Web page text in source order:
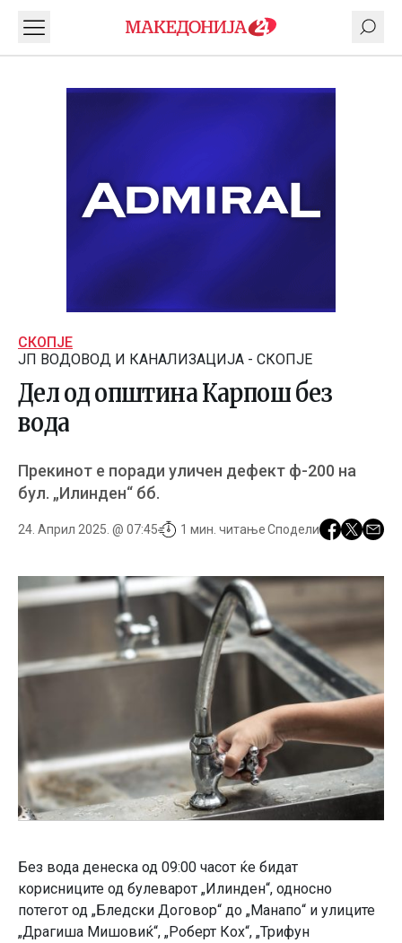
СКОПЈЕ
ЈП ВОДОВОД И КАНАЛИЗАЦИЈА - СКОПЈЕ
Дел од општина Карпош без
вода
Прекинот е поради уличен дефект ф-200 на
бул. „Илинден“ бб.
24. Април 2025. @ 07:45 1 мин. читањеСподели
Без вода денеска од 09:00 часот ќе бидат
корисниците од булеварот „Илинден“, односно
потегот од „Бледски Договор“ до „Манапо“ и улиците
„Драгиша Мишовиќ“, „Роберт Кох“, „Трифун